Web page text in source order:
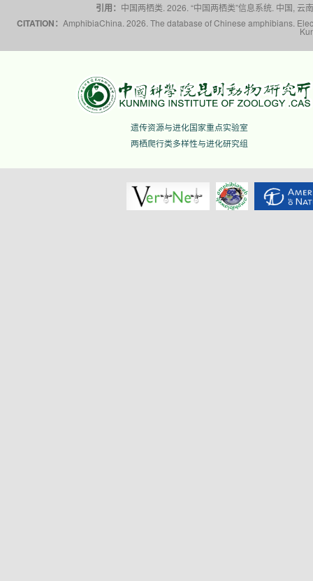
引用： 中国两栖类. 2026. “中国两栖类”信息系统. 中国,
CITATION： AmphibiaChina. 2026. The database of Chinese amphibians.
遗传资源与进化国家重点实验室
两栖爬行类多样性与进化研究组